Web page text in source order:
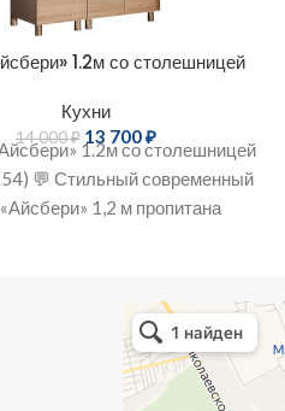
1.2м со столешницей
Кухни
14 000₽ 13 700₽
1.2м со столешницей
💬 Стильный современный
1,2 м пропитана
Хай Комфорт
Магазин мебели в
Мебель для кухни в